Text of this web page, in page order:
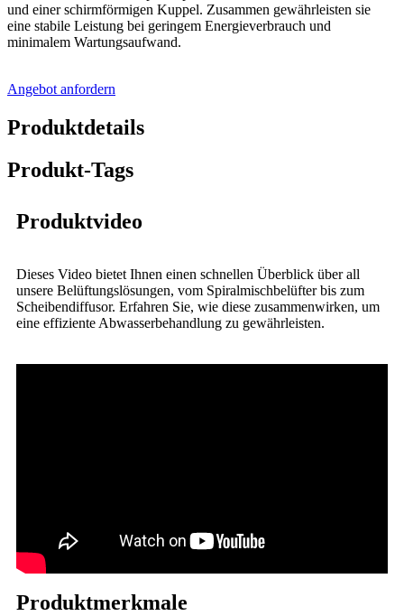
und einer schirmförmigen Kuppel. Zusammen gewährleisten sie
eine stabile Leistung bei geringem Energieverbrauch und
minimalem Wartungsaufwand.
Angebot anfordern
Produktdetails
Produkt-Tags
Produktvideo
Dieses Video bietet Ihnen einen schnellen Überblick über all
unsere Belüftungslösungen, vom Spiralmischbelüfter bis zum
Scheibendiffusor. Erfahren Sie, wie diese zusammenwirken, um
eine effiziente Abwasserbehandlung zu gewährleisten.
Produktmerkmale